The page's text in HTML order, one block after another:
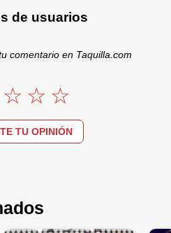
de usuarios
comentario en Taquilla.com
TU OPINIÓN